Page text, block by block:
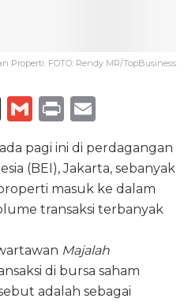
Properti. FOTO: Rendy MR/TopBusiness
T
h
re
a
d
G
m
ai
l
P
ri
n
t
m
ai
l
pagi ini di perdagangan
(BEI), Jakarta, sebanyak
masuk ke dalam
transaksi terbanyak
Majalah
di bursa saham
adalah sebagai